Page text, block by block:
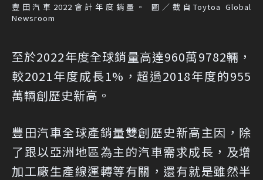
豐田汽車2022會計年度銷量。 圖／截自Toytoa Global
Newsroom
至於2022年度全球銷量高達960萬9782輛，
較2021年度成長1%，超過2018年度的955
萬輛創歷史新高。
豐田汽車全球產銷量雙創歷史新高主因，除
了跟以亞洲地區為主的汽車需求成長，及增
加工廠生產線運轉等有關，還有就是雖然半